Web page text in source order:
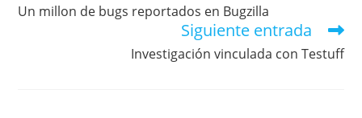
Un millon de bugs reportados en Bugzilla
Siguiente entrada
Investigación vinculada con Testuff